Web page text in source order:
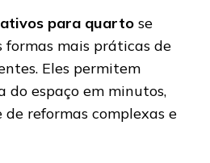
para quarto se
mais práticas de
Eles permitem
do espaço em minutos,
de reformas complexas e